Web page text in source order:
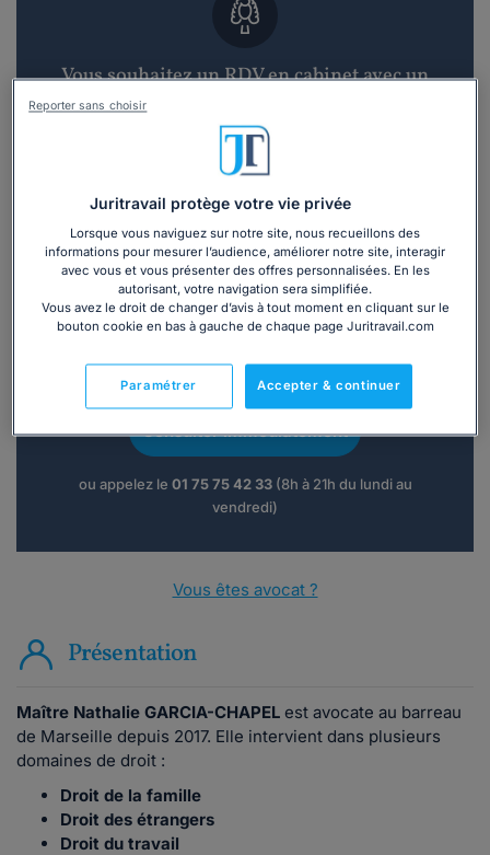
Vous souhaitez un RDV en cabinet avec un
3 devis en 48h
téléphone ?
Consulter immédiatement
ou appelez le 01 75 75 42 33(8h à 21h du lundi au
vendredi)
Vous êtes avocat ?
Présentation
Maître Nathalie GARCIA-CHAPEL est avocate au barreau
de Marseille depuis 2017. Elle intervient dans plusieurs
domaines de droit :
Droit de la famille
Droit des étrangers
Droit du travail
Juritravail protège votre vie privée
Lorsque vous naviguez sur notre site, nous recueillons des
informations pour mesurer l’audience, améliorer notre site, interagir
avec vous et vous présenter des offres personnalisées. En les
autorisant, votre navigation sera simplifiée.
Vous avez le droit de changer d’avis à tout moment en cliquant sur le
bouton cookie en bas à gauche de chaque page Juritravail.com
Accepter & continuer
Paramétrer
Reporter sans choisir